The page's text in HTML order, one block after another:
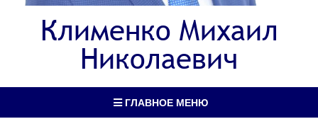
Клименко Михаил
Николаевич
ГЛАВНОЕ МЕНЮ